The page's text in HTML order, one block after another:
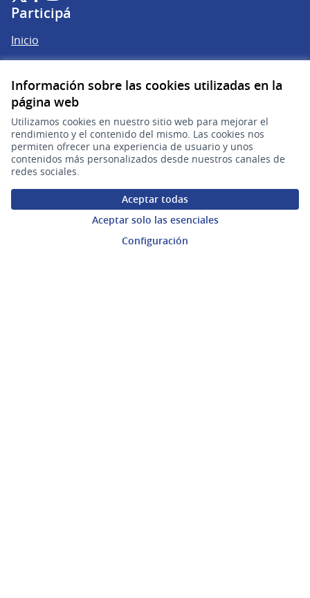
Información sobre las cookies utilizadas en la
página web
Utilizamos cookies en nuestro sitio web para mejorar el
rendimiento y el contenido del mismo. Las cookies nos
permiten ofrecer una experiencia de usuario y unos
contenidos más personalizados desde nuestros canales de
redes sociales.
Aceptar todas
Aceptar solo las esenciales
Configuración
(Enlace externo)
(Enlace externo)
(Enlace externo)
Participá
Inicio
Ámbitos Participativos
Mi cuenta
Ingresar a la plataforma
Ayuda
Preguntas frecuentes